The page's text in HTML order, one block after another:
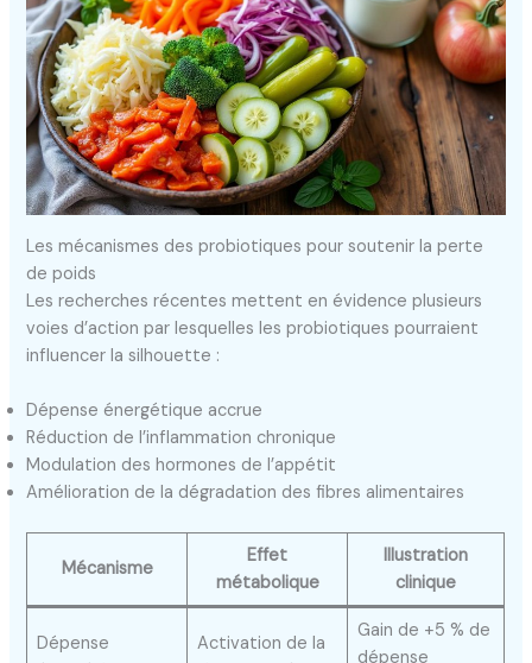
Les mécanismes des probiotiques pour soutenir la perte
de poids
Les recherches récentes mettent en évidence plusieurs
voies d’action par lesquelles les probiotiques pourraient
influencer la silhouette :
Dépense énergétique accrue
Réduction de l’inflammation chronique
Modulation des hormones de l’appétit
Amélioration de la dégradation des fibres alimentaires
Mécanisme
Effet
métabolique
Illustration
clinique
Dépense
Activation de la
Gain de +5 % de
dépense